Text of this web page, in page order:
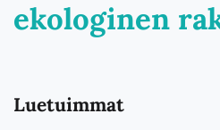
ekologinen
Luetuimmat